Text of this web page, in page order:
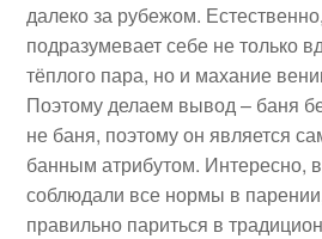
далеко за рубежом.
подразумевает себе не только
тёплого пара, но и махание
Поэтому делаем вывод – баня
не баня, поэтому он является
банным атрибутом. Интересно,
соблюдали все нормы в
правильно париться в